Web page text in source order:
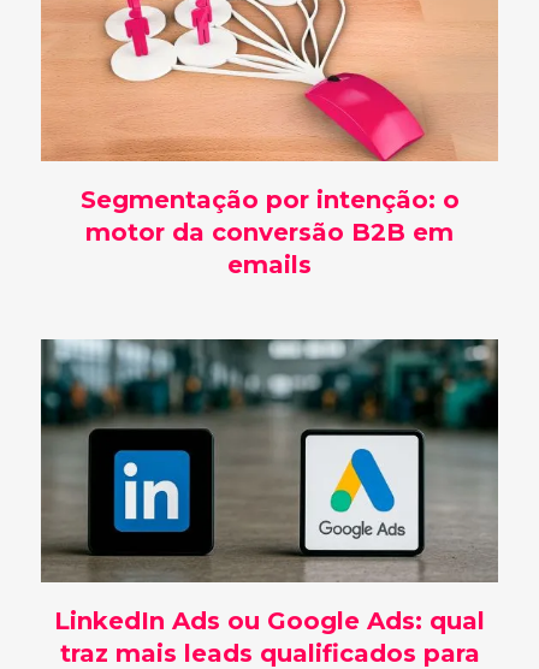
Segmentação por intenção: o
motor da conversão B2B em
emails
LinkedIn Ads ou Google Ads: qual
traz mais leads qualificados para